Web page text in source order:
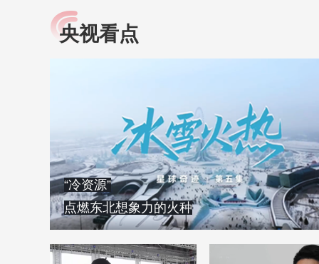
小央视频
央视网原创视频子品牌，
提高全民健康素养水
康》，向所有人分享
知识！
央视看点
“冷资源”
点燃东北想象力的火种